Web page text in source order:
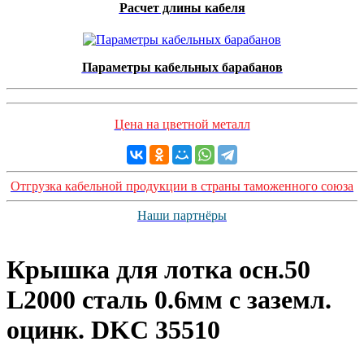
Расчет длины кабеля
Параметры кабельных барабанов
Цена на цветной металл
Отгрузка кабельной продукции в страны таможенного союза
Наши партнёры
Крышка для лотка осн.50
L2000 сталь 0.6мм с заземл.
оцинк. DKC 35510